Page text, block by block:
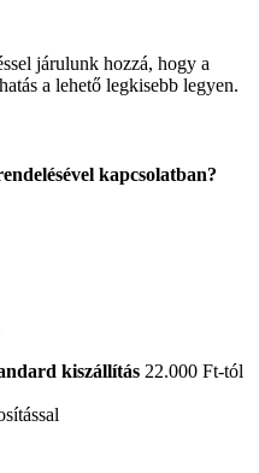
járulunk hozzá, hogy a
a lehető legkisebb legyen.
kapcsolatban?
kiszállítás 22.000 Ft-tól